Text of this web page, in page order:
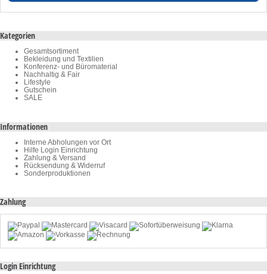
Kategorien
Gesamtsortiment
Bekleidung und Textilien
Konferenz- und Büromaterial
Nachhaltig & Fair
Lifestyle
Gutschein
SALE
Informationen
Interne Abholungen vor Ort
Hilfe Login Einrichtung
Zahlung & Versand
Rücksendung & Widerruf
Sonderproduktionen
Zahlung
Login Einrichtung